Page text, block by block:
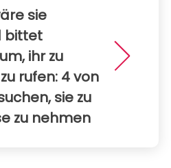
sie
bittet
ihr zu
rufen: 4 von
sie zu
zu nehmen